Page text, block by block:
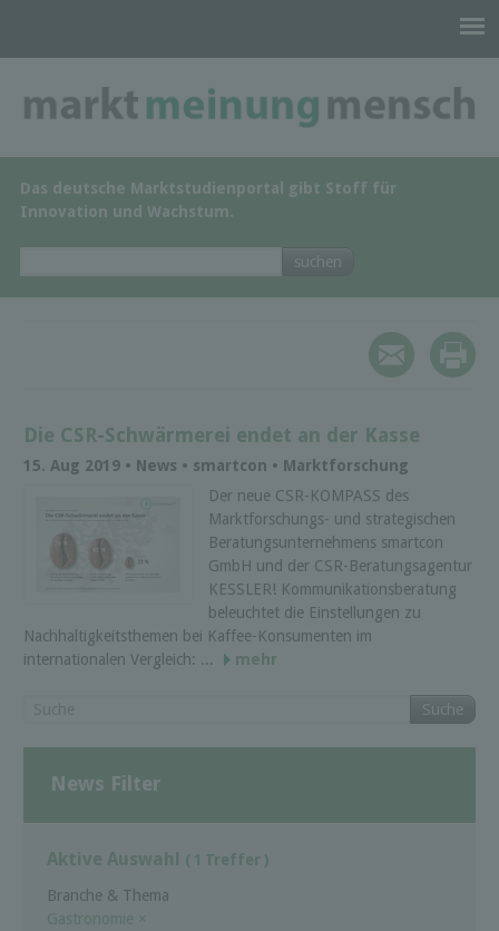
Das deutsche Marktstudienportal gibt Stoff für
Innovation und Wachstum.
Die CSR-Schwärmerei endet an der Kasse
15. Aug 2019 • News • smartcon • Marktforschung
Der neue CSR-KOMPASS des
Marktforschungs- und strategischen
Beratungsunternehmens smartcon
GmbH und der CSR-Beratungsagentur
KESSLER! Kommunikationsberatung
beleuchtet die Einstellungen zu
Nachhaltigkeitsthemen bei Kaffee-Konsumenten im
internationalen Vergleich: ...
mehr
Suche
News Filter
Aktive Auswahl ( 1 Treffer )
Branche & Thema
Gastronomie ×